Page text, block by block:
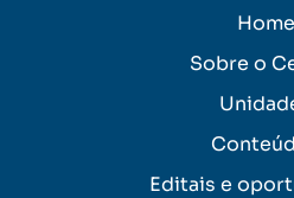
Home
Sobre o
Editais e